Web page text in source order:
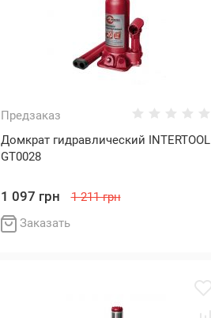
Предзаказ
Домкрат гидравлический INTERTOOL
GT0028
1 097 грн
1 211 грн
Заказать